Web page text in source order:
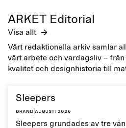
ARKET Editorial
Visa allt
Vårt redaktionella arkiv samlar
vårt arbete och vardagsliv – från
kvalitet och designhistoria till
Sleepers
Brand augusti 2026
Sleepers grundades av tre